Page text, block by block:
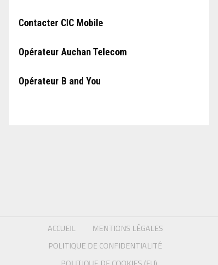
Contacter CIC Mobile
Opérateur Auchan Telecom
Opérateur B and You
ACCUEIL
MENTIONS LÉGALES
POLITIQUE DE CONFIDENTIALITÉ